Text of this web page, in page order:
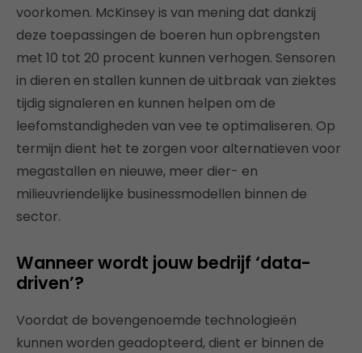
voorkomen. McKinsey is van mening dat dankzij
deze toepassingen de boeren hun opbrengsten
met 10 tot 20 procent kunnen verhogen. Sensoren
in dieren en stallen kunnen de uitbraak van ziektes
tijdig signaleren en kunnen helpen om de
leefomstandigheden van vee te optimaliseren. Op
termijn dient het te zorgen voor alternatieven voor
megastallen en nieuwe, meer dier- en
milieuvriendelijke businessmodellen binnen de
sector.
Wanneer wordt jouw bedrijf ‘data-
driven’?
Voordat de bovengenoemde technologieën
kunnen worden geadopteerd, dient er binnen de